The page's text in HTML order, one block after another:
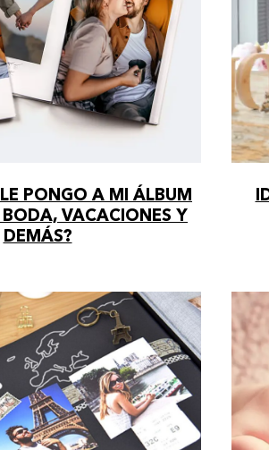
PONGO A MI ÁLBUM
BODA, VACACIONES Y
DEMÁS?